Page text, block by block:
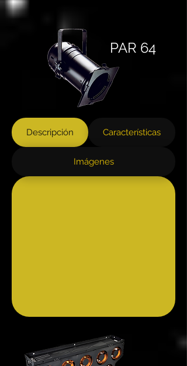
PAR 64
Descripción Características
Imágenes